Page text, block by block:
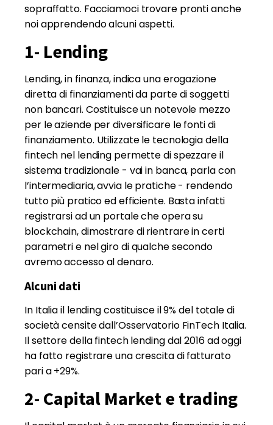
sopraffatto. Facciamoci trovare pronti anche
noi apprendendo alcuni aspetti.
1- Lending
Lending, in finanza, indica una erogazione
diretta di finanziamenti da parte di soggetti
non bancari. Costituisce un notevole mezzo
per le aziende per diversificare le fonti di
finanziamento. Utilizzate le tecnologia della
fintech nel lending permette di spezzare il
sistema tradizionale - vai in banca, parla con
l’intermediaria, avvia le pratiche - rendendo
tutto più pratico ed efficiente. Basta infatti
registrarsi ad un portale che opera su
blockchain, dimostrare di rientrare in certi
parametri e nel giro di qualche secondo
avremo accesso al denaro.
Alcuni dati
In Italia il lending costituisce il 9% del totale di
società censite dall’Osservatorio FinTech Italia.
Il settore della fintech lending dal 2016 ad oggi
ha fatto registrare una crescita di fatturato
pari a +29%.
2- Capital Market e trading